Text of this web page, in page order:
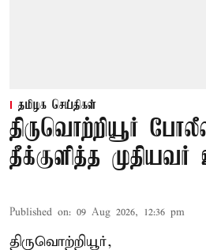
தமிழக செய்திகள்
திருவொற்றியூர்
தீக்குளித்த முதியவர்
Published on: 09 Aug 2026, 12:36 pm
திருவொற்றியூர்,